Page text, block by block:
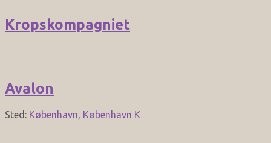
Kropskompagniet
Avalon
Sted: København, København K